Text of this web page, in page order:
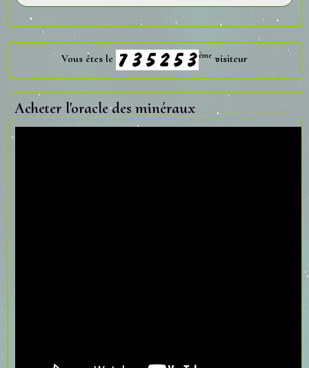
Vous êtes le ème visiteur
Acheter l'oracle des minéraux